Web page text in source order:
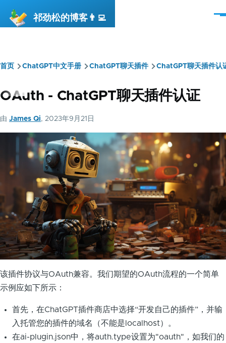
祁劲松的博客👨‍💻
菜
面
包
首页 ChatGPT中文手册 ChatGPT聊天插件 ChatGPT聊天插件认
OAuth - ChatGPT聊天插件认证
由 James Qi, 2023年9月21日
该插件协议与OAuth兼容。我们期望的OAuth流程的一个简单
示例应如下所示：
首先，在ChatGPT插件商店中选择“开发自己的插件”，并输
入托管您的插件的域名（不能是localhost）。
在ai-plugin.json中，将auth.type设置为"oauth"，如我们的